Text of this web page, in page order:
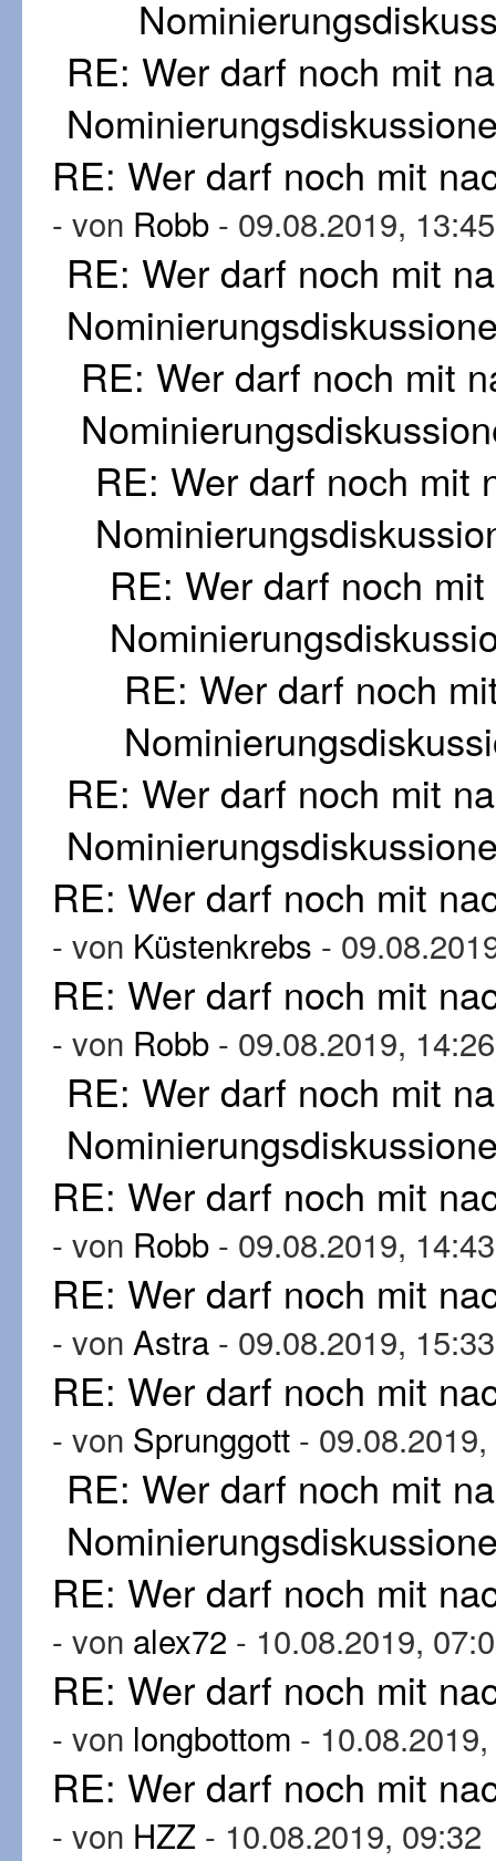
RE: Wer darf noch mit
RE: Wer darf noch mit
- von Robb - 09.08.2019, 13:45
RE: Wer darf noch mit
RE: Wer darf noch mit
RE: Wer darf noch mit
RE: Wer darf noch
RE: Wer darf noch
RE: Wer darf noch mit
RE: Wer darf noch mit
- von Küstenkrebs -
RE: Wer darf noch mit
- von Robb - 09.08.2019, 14:26
RE: Wer darf noch mit
RE: Wer darf noch mit
- von Robb - 09.08.2019, 14:43
RE: Wer darf noch mit
- von Astra - 09.08.2019, 15:33
RE: Wer darf noch mit
- von Sprunggott -
RE: Wer darf noch mit
RE: Wer darf noch mit
- von alex72 - 10.08.2019,
RE: Wer darf noch mit
- von longbottom -
RE: Wer darf noch mit
- von HZZ - 10.08.2019, 09:32